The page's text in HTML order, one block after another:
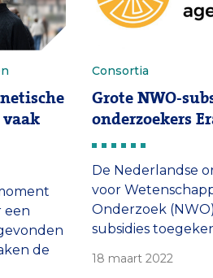
een
de
Consortia
Grote NWO-
onderzoekers
De Nederlandse
voor
Onderzoek
subsidies
Wetenschaps
18 maart 2022